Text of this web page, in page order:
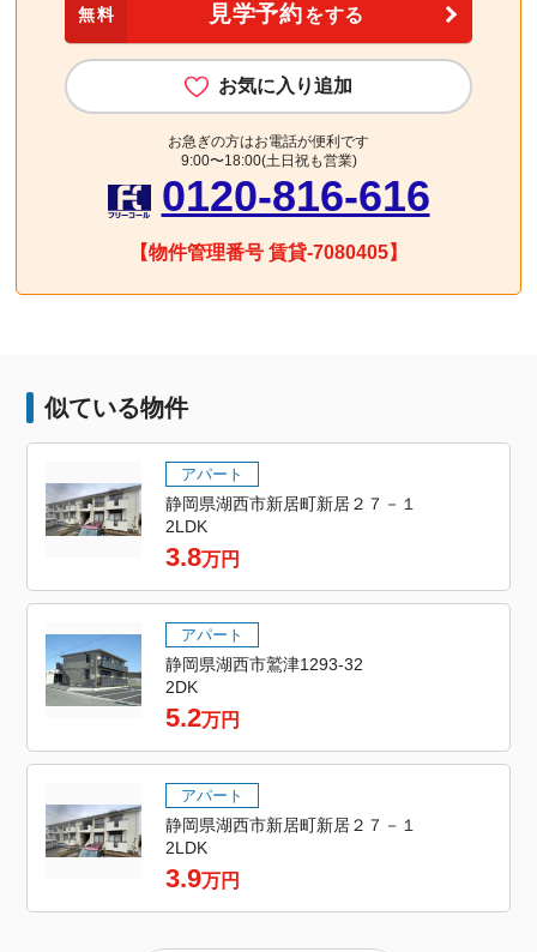
無料 見学予約をする
お気に入り追加
お急ぎの方はお電話が便利です
9:00〜18:00(土日祝も営業)
0120-816-616
【物件管理番号 賃貸-7080405】
似ている物件
アパート
静岡県湖西市新居町新居２７－１
2LDK
3.8万円
アパート
静岡県湖西市鷲津1293-32
2DK
5.2万円
アパート
静岡県湖西市新居町新居２７－１
2LDK
3.9万円